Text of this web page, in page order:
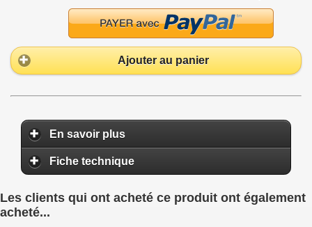
Ajouter au panier
En savoir plus
Fiche technique
Les clients qui ont acheté ce produit ont également
acheté...